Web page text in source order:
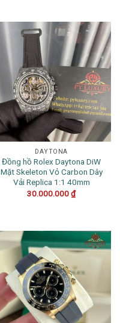
DAYTONA
Đồng hồ Rolex Daytona DiW
Mặt Skeleton Vỏ Carbon Dây
Vải Replica 1:1 40mm
30.000.000₫